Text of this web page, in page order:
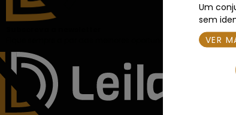
Um
sem
VER
Fique sempre a par das melhores oportunidades de negócio.